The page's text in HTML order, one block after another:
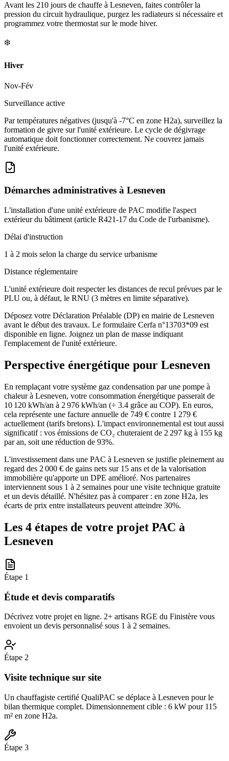
Avant les 210 jours de chauffe à Lesneven, faites contrôler la
pression du circuit hydraulique, purgez les radiateurs si nécessaire et
programmez votre thermostat sur le mode hiver.
❄️
Hiver
Nov-Fév
Surveillance active
Par températures négatives (jusqu'à -7°C en zone H2a), surveillez la
formation de givre sur l'unité extérieure. Le cycle de dégivrage
automatique doit fonctionner correctement. Ne couvrez jamais
l'unité extérieure.
Démarches administratives à Lesneven
L'installation d'une unité extérieure de PAC modifie l'aspect
extérieur du bâtiment (article R421-17 du Code de l'urbanisme).
Délai d'instruction
1 à 2 mois selon la charge du service urbanisme
Distance réglementaire
L'unité extérieure doit respecter les distances de recul prévues par le
PLU ou, à défaut, le RNU (3 mètres en limite séparative).
Déposez votre Déclaration Préalable (DP) en mairie de Lesneven
avant le début des travaux. Le formulaire Cerfa n°13703*09 est
disponible en ligne. Joignez un plan de masse indiquant
l'emplacement de l'unité extérieure.
Perspective énergétique pour Lesneven
En remplaçant votre système gaz condensation par une pompe à
chaleur à Lesneven, votre consommation énergétique passerait de
10 120 kWh/an à 2 976 kWh/an (÷ 3.4 grâce au COP). En euros,
cela représente une facture annuelle de 749 € contre 1 279 €
actuellement (tarifs bretons). L'impact environnemental est tout aussi
significatif : vos émissions de CO₂ chuteraient de 2 297 kg à 155 kg
par an, soit une réduction de 93%.
L'investissement dans une PAC à Lesneven se justifie pleinement au
regard des 2 000 € de gains nets sur 15 ans et de la valorisation
immobilière qu'apporte un DPE amélioré. Nos partenaires
interviennent sous 1 à 2 semaines pour une visite technique gratuite
et un devis détaillé. N'hésitez pas à comparer : en zone H2a, les
écarts de prix entre installateurs peuvent atteindre 30%.
Les 4 étapes de votre projet PAC à
Lesneven
Étape 1
Étude et devis comparatifs
Décrivez votre projet en ligne. 2+ artisans RGE du Finistère vous
envoient un devis personnalisé sous 1 à 2 semaines.
Étape 2
Visite technique sur site
Un chauffagiste certifié QualiPAC se déplace à Lesneven pour le
bilan thermique complet. Dimensionnement cible : 6 kW pour 115
m² en zone H2a.
Étape 3